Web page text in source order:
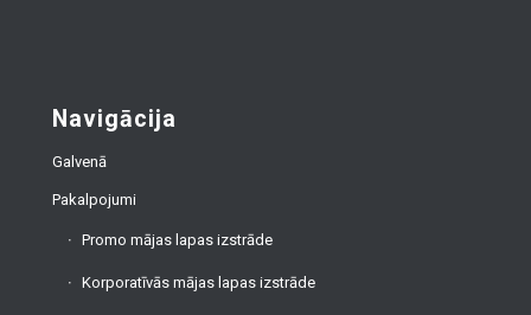
Navigācija
Galvenā
Pakalpojumi
Promo mājas lapas izstrāde
Korporatīvās mājas lapas izstrāde